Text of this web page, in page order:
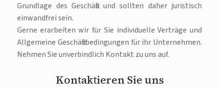
Grundlage des Geschäfts und sollten daher juristisch
einwandfrei sein.
Gerne erarbeiten wir für Sie individuelle Verträge und
Allgemeine Geschäftsbedingungen für ihr Unternehmen.
Nehmen Sie unverbindlich Kontakt zu uns auf.
Kontaktieren Sie uns